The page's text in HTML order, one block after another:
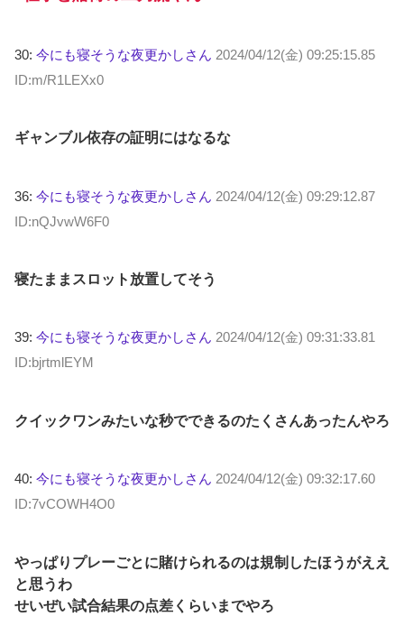
30: 今にも寝そうな夜更かしさん 2024/04/12(金) 09:25:15.85
ID:m/R1LEXx0
ギャンブル依存の証明にはなるな
36: 今にも寝そうな夜更かしさん 2024/04/12(金) 09:29:12.87
ID:nQJvwW6F0
寝たままスロット放置してそう
39: 今にも寝そうな夜更かしさん 2024/04/12(金) 09:31:33.81
ID:bjrtmlEYM
クイックワンみたいな秒でできるのたくさんあったんやろ
40: 今にも寝そうな夜更かしさん 2024/04/12(金) 09:32:17.60
ID:7vCOWH4O0
やっぱりプレーごとに賭けられるのは規制したほうがええ
と思うわ
せいぜい試合結果の点差くらいまでやろ